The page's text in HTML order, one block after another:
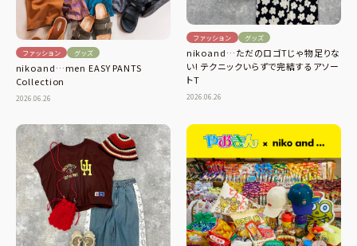
ファッション グッズ
nikoand…men EASY PANTS
Collection
2026.06.26
ファッション グッズ
nikoand…ただのロゴTじゃ物足りな
い! テクニックいらずで完結するアソー
トT
2026.06.26